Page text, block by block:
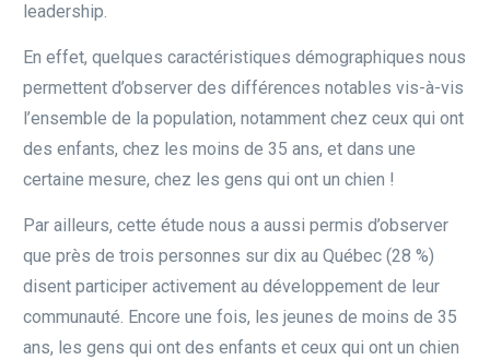
leadership.
En effet, quelques caractéristiques démographiques nous
permettent d’observer des différences notables vis-à-vis
l’ensemble de la population, notamment chez ceux qui ont
des enfants, chez les moins de 35 ans, et dans une
certaine mesure, chez les gens qui ont un chien !
Par ailleurs, cette étude nous a aussi permis d’observer
que près de trois personnes sur dix au Québec (28 %)
disent participer activement au développement de leur
communauté. Encore une fois, les jeunes de moins de 35
ans, les gens qui ont des enfants et ceux qui ont un chien